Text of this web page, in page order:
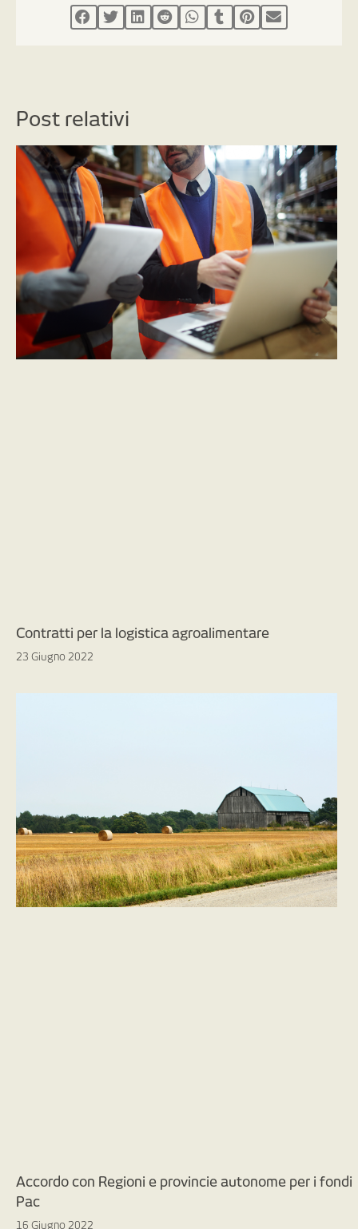
Post relativi
Contratti per la logistica agroalimentare
23 Giugno 2022
Accordo con Regioni e provincie autonome per i fondi
Pac
16 Giugno 2022